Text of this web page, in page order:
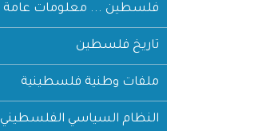
فلسطين ... معلومات عامة
تاريخ فلسطين
ملفات وطنية فلسطينية
النظام السياسي الفلسطيني